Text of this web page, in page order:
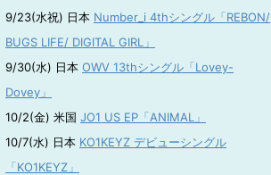
9/23(水祝) 日本 Number_i 4thシングル「REBON/
BUGS LIFE/ DIGITAL GIRL」
9/30(水) 日本 OWV 13thシングル「Lovey-
Dovey」
10/2(金) 米国 JO1 US EP「ANIMAL」
10/7(水) 日本 KO1KEYZ デビューシングル
「KO1KEYZ」